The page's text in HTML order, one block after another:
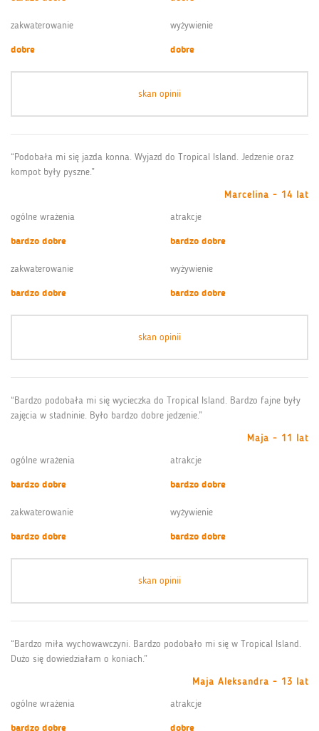
zakwaterowanie
dobre
wyżywienie
dobre
skan opinii
“Podobała mi się jazda konna. Wyjazd do Tropical Island. Jedzenie oraz
kompot były pyszne.”
Marcelina - 14 lat
ogólne wrażenia
bardzo dobre
atrakcje
bardzo dobre
zakwaterowanie
bardzo dobre
wyżywienie
bardzo dobre
skan opinii
“Bardzo podobała mi się wycieczka do Tropical Island. Bardzo fajne były
zajęcia w stadninie. Było bardzo dobre jedzenie.”
Maja - 11 lat
ogólne wrażenia
bardzo dobre
atrakcje
bardzo dobre
zakwaterowanie
bardzo dobre
wyżywienie
bardzo dobre
skan opinii
“Bardzo miła wychowawczyni. Bardzo podobało mi się w Tropical Island.
Dużo się dowiedziałam o koniach.”
Maja Aleksandra - 13 lat
ogólne wrażenia
bardzo dobre
atrakcje
dobre